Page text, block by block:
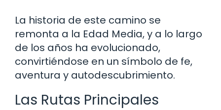
La historia de este camino se
remonta a la Edad Media, y a lo largo
de los años ha evolucionado,
convirtiéndose en un símbolo de fe,
aventura y autodescubrimiento.
Las Rutas Principales